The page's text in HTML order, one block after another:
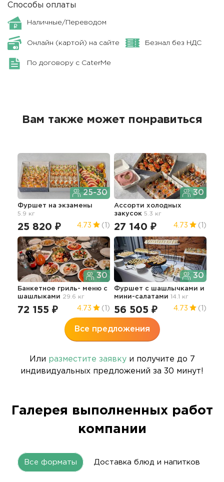
Способы оплаты
Наличные/Переводом
Онлайн (картой) на сайте Безнал без НДС
По договору с CaterMe
Вам также может понравиться
25-30
Фуршет на экзамены
5.9 кг
25 820 ₽ 4.73 (1)
30
Ассорти холодных
закусок 5.3 кг
27 140 ₽ 4.73 (1)
30
Банкетное гриль- меню с
шашлыками 29.6 кг
72 155 ₽ 4.73 (1)
30
Фуршет с шашлычками и
мини-салатами 14.1 кг
56 505 ₽ 4.73 (1)
Все предложения
Или разместите заявкуи получите до 7
индивидуальных предложений за 30 минут!
Галерея выполненных работ
компании
Все форматы Доставка блюд и напитков